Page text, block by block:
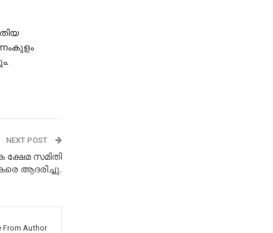
NEXT POST
സമിതി
ആദരിച്ചു.
From Author